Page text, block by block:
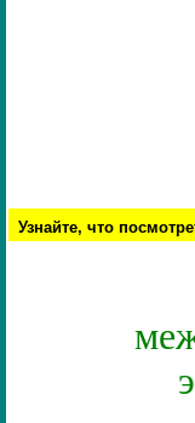
Узнайте, что